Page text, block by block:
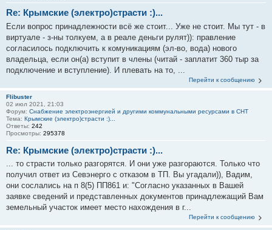
Re: Крымские (электро)страсти :)...
Если вопрос принадлежности всё же стоит... Уже не стоит. Мы тут - в
виртуале - з-ны толкуем, а в реале деньги рулят)): правление
согласилось подключить к комуникациям (эл-во, вода) нового
владельца, если он(а) вступит в члены (читай - заплатит 360 тыр за
подключение и вступление). И плевать на то, ...
Перейти к сообщению
Flibuster
02 июл 2021, 21:03
Форум: Снабжение электроэнергией и другими коммунальными ресурсами в СНТ
Тема: Крымские (электро)страсти :)...
Ответы: 242
Просмотры: 295378
Re: Крымские (электро)страсти :)...
... то страсти только разгорятся. И они уже разгораются. Только что
получил ответ из Севэнерго с отказом в ТП. Вы угадали)), Вадим,
они сослались на п 8(5) ПП861 и: "Согласно указанных в Вашей
заявке сведений и представленных документов принадлежащий Вам
земельный участок имеет место нахождения в г...
Перейти к сообщению